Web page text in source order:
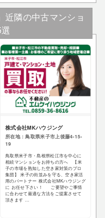
近隣の中古マンショ
株式会社MKハウジング
所在地：鳥取県米子市上後藤4-15-
19
鳥取県米子市・島根県松江市を中心に
相続マンションをお持ちの方へ 【米
子の市場を熟知した空き家対策のプロ
集団】 米子の街並みを守る、空き家活
用のパートナー 株式会社MKハウジング
に お任せ下さい！ ご要望やご事情
に合わせて最適な方法をご提案させて
頂きます ...